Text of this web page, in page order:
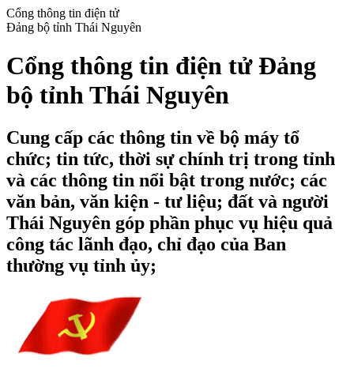
Cổng thông tin điện tử
Đảng bộ tỉnh Thái Nguyên
Cổng thông tin điện tử Đảng
bộ tỉnh Thái Nguyên
Cung cấp các thông tin về bộ máy tổ
chức; tin tức, thời sự chính trị trong tỉnh
và các thông tin nổi bật trong nước; các
văn bản, văn kiện - tư liệu; đất và người
Thái Nguyên góp phần phục vụ hiệu quả
công tác lãnh đạo, chỉ đạo của Ban
thường vụ tỉnh ủy;